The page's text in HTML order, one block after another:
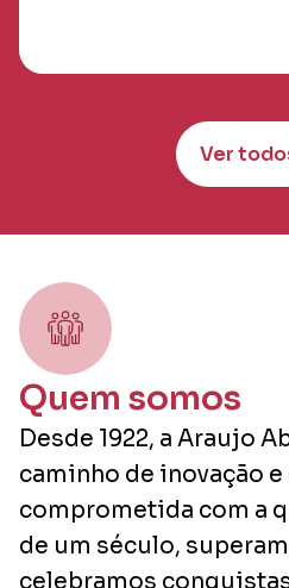
Ver
Quem somos
Desde 1922, a Araujo
caminho de inovação
comprometida com a
de um século,
celebramos